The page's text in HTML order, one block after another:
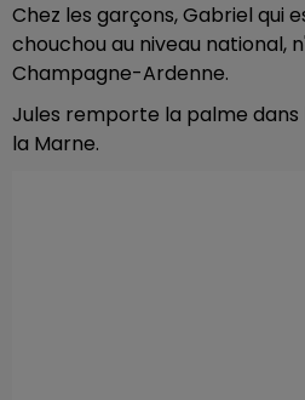
Chez les garçons, Gabriel qui
chouchou au niveau national,
Champagne-Ardenne.
Jules remporte la palme dans
la Marne.